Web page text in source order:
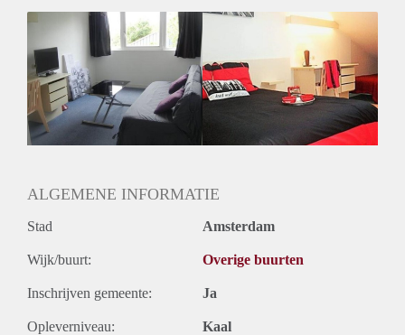
Gedeelde Douche: Ja
Gedeelde woonkamer: Ja
Huisgenoten: Ja
Geslacht huisgenoten: Gemengd
ALGEMENE INFORMATIE
Stad Amsterdam
Wijk/buurt: Overige buurten
Inschrijven gemeente: Ja
Opleverniveau: Kaal